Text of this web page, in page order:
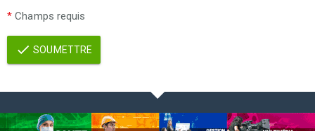
* Champs requis
SOUMETTRE